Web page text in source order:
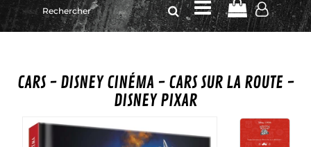
Rechercher
sur
le
CARS - DISNEY CINÉMA - CARS SUR LA ROUTE -
DISNEY PIXAR